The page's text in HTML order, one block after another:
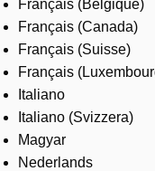
Français (Belgique)
Français (Canada)
Français (Suisse)
Français
Italiano
Italiano (Svizzera)
Magyar
Nederlands